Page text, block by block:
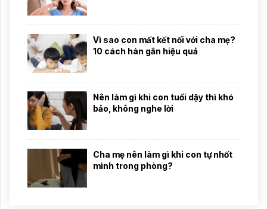
Vì sao con mất kết nối với cha mẹ?
10 cách hàn gắn hiệu quả
Nên làm gì khi con tuổi dậy thì khó
bảo, không nghe lời
Cha mẹ nên làm gì khi con tự nhốt
mình trong phòng?